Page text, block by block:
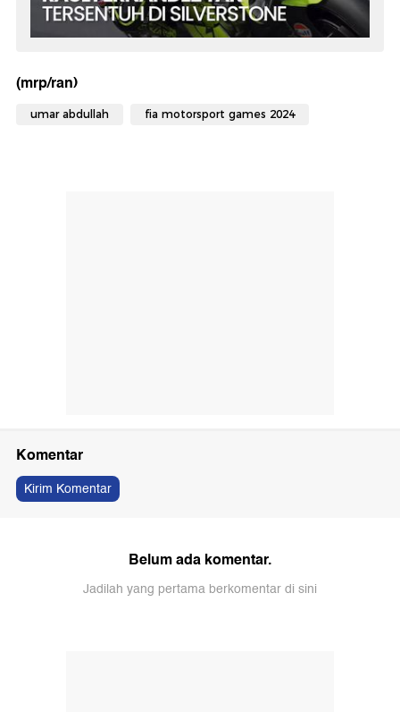
(mrp/ran)
umar abdullah fia motorsport games 2024
Komentar
Kirim Komentar
Belum ada komentar.
Jadilah yang pertama berkomentar di sini